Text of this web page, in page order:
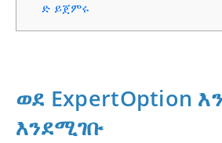
ድ ይጀምሩ
ወደ ExpertOption
እንደሚገቡ